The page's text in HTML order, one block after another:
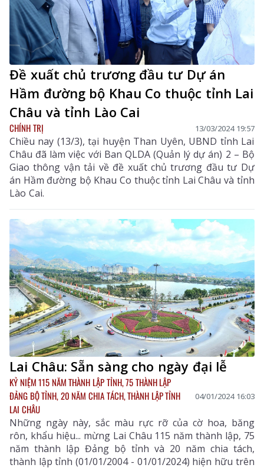
Đề xuất chủ trương đầu tư Dự án
Hầm đường bộ Khau Co thuộc tỉnh Lai
Châu và tỉnh Lào Cai
CHÍNH TRỊ 13/03/2024 19:57
Chiều nay (13/3), tại huyện Than Uyên, UBND tỉnh Lai
Châu đã làm việc với Ban QLDA (Quản lý dự án) 2 – Bộ
Giao thông vận tải về đề xuất chủ trương đầu tư Dự
án Hầm đường bộ Khau Co thuộc tỉnh Lai Châu và tỉnh
Lào Cai.
Lai Châu: Sẵn sàng cho ngày đại lễ
KỶ NIỆM 115 NĂM THÀNH LẬP TỈNH, 75 THÀNH LẬP
ĐẢNG BỘ TỈNH, 20 NĂM CHIA TÁCH, THÀNH LẬP TỈNH
LAI CHÂU
04/01/2024 16:03
Những ngày này, sắc màu rực rỡ của cờ hoa, băng
rôn, khẩu hiệu... mừng Lai Châu 115 năm thành lập, 75
năm thành lập Đảng bộ tỉnh và 20 năm chia tách,
thành lập tỉnh (01/01/2004 - 01/01/2024) hiện hữu trên